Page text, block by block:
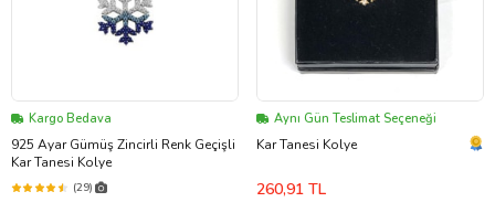
Kargo Bedava
925 Ayar Gümüş Zincirli Renk Geçişli
Kar Tanesi Kolye
(29)
Aynı Gün Teslimat Seçeneği
Kar Tanesi Kolye
260,91 TL